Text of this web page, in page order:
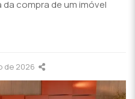
compra de um imóvel
de 2026